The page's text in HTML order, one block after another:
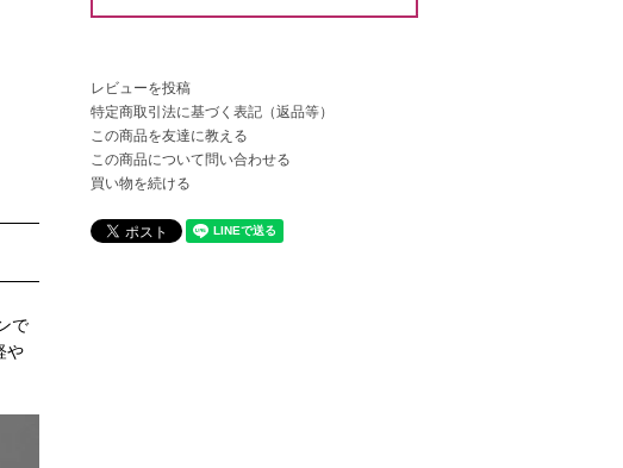
で
や
レビューを投稿
特定商取引法に基づく表記（返品等）
この商品を友達に教える
この商品について問い合わせる
買い物を続ける